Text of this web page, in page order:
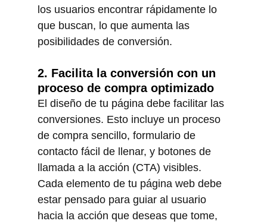
los usuarios encontrar rápidamente lo
que buscan, lo que aumenta las
posibilidades de conversión.
2. Facilita la conversión con un
proceso de compra optimizado
El diseño de tu página debe facilitar las
conversiones. Esto incluye un proceso
de compra sencillo, formulario de
contacto fácil de llenar, y botones de
llamada a la acción (CTA) visibles.
Cada elemento de tu página web debe
estar pensado para guiar al usuario
hacia la acción que deseas que tome,